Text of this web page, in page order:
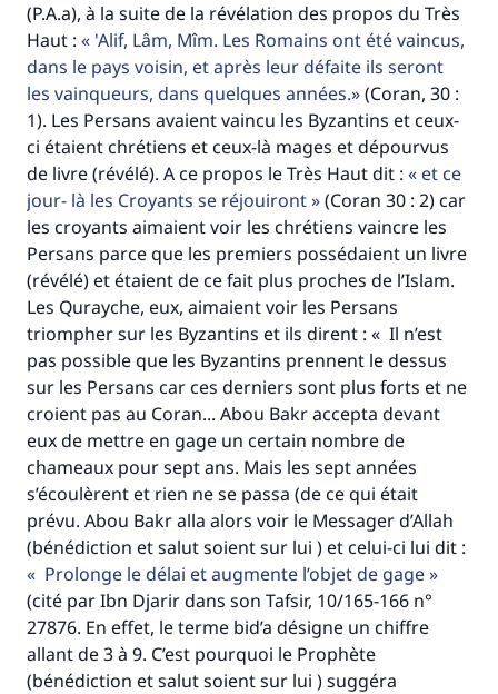
(P.A.a), à la suite de la révélation des propos du Très
Haut :
'Alif, Lâm, Mîm. Les Romains ont été vaincus,
dans le pays voisin, et après leur défaite ils seront
les vainqueurs, dans quelques années. (Coran, 30 :
1). Les Persans avaient vaincu les Byzantins et ceux-
ci étaient chrétiens et ceux-là mages et dépourvus
de livre (révélé). A ce propos le Très Haut dit :
et ce
jour- là les Croyants se réjouiront
(Coran 30 : 2) car
les croyants aimaient voir les chrétiens vaincre les
Persans parce que les premiers possédaient un livre
(révélé) et étaient de ce fait plus proches de l’Islam.
Les Qurayche, eux, aimaient voir les Persans
triompher sur les Byzantins et ils dirent : « Il n’est
pas possible que les Byzantins prennent le dessus
sur les Persans car ces derniers sont plus forts et ne
croient pas au Coran... Abou Bakr accepta devant
eux de mettre en gage un certain nombre de
chameaux pour sept ans. Mais les sept années
s’écoulèrent et rien ne se passa (de ce qui était
prévu. Abou Bakr alla alors voir le Messager d’Allah
(bénédiction et salut soient sur lui ) et celui-ci lui dit :
Prolonge le délai et augmente l’objet de gage
(cité par Ibn Djarir dans son Tafsir, 10/165-166 n°
27876. En effet, le terme bid’a désigne un chiffre
allant de 3 à 9. C’est pourquoi le Prophète
(bénédiction et salut soient sur lui ) suggéra
Faites une différence dans la vie de
millions de personnes grâce à votre
contribution
Aidez nous à apporter des réponses.
Le Messager d'Allah (Paix sur lui) a dit:
"Celui qui indique une bonne action obtient la
même récompense que celui qui le fait."
(MOUSLIM 1893)
Soutenez IslamQA